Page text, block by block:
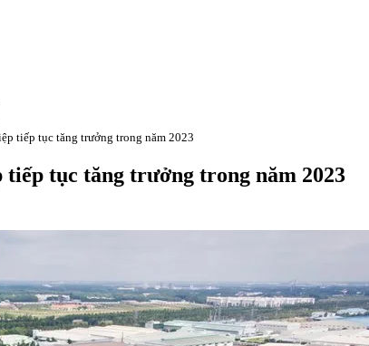
tiếp tục tăng trưởng trong năm 2023
tiếp tục tăng trưởng trong năm 2023